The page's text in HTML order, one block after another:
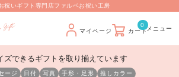
祝いギフト専門店ファルベお祝い工房
マイページ
0
カート
ズできるギフトを取り揃えています
ージ 日付 写真 手形・足形 推しカラー